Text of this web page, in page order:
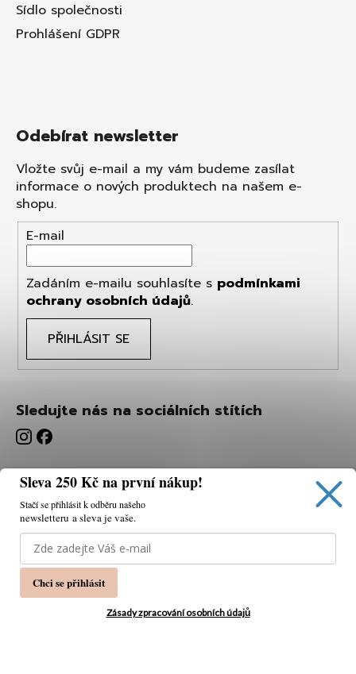
Používáme cookies, abychom vám umožnili pohodlné
prohlížení webu a díky analýze webu neustále zlepšovat
jeho funkce, výkon a použitelnost.
Sídlo společnosti
Prohlášení GDPR
Odebírat newsletter
Vložte svůj e-mail a my vám budeme zasílat
informace o nových produktech na našem e-
shopu.
E-mail
Zadáním e-mailu souhlasíte s podmínkami
ochrany osobních údajů.
PŘIHLÁSIT SE
Sledujte nás na sociálních stítích
Sleva 250 Kč na první nákup!
Stačí se přihlásit k odběru našeho
newsletteru a sleva je vaše.
Chci se přihlásit
Zásady zpracování osobních údajů